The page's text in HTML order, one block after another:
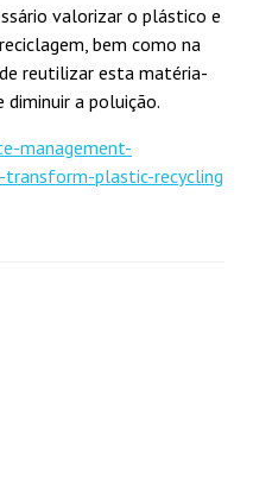
valorizar o plástico e
bem como na
reutilizar esta matéria-
a poluição.
management-
plastic-recycling